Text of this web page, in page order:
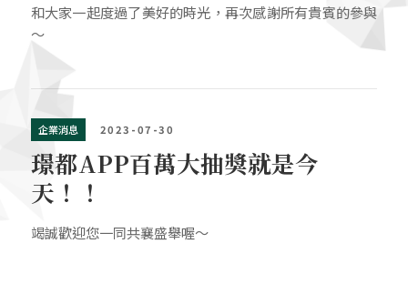
和大家一起度過了美好的時光，再次感謝所有貴賓的參與
～
企業消息 2023-07-30
璟都APP百萬大抽獎就是今
天！！
竭誠歡迎您一同共襄盛舉喔～